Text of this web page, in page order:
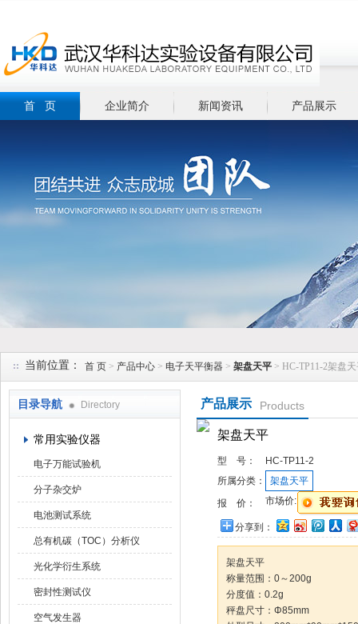
首 页 企业简介 新闻资讯 产品展示
当前位置： 首 页 > 产品中心 > 电子天平衡器 > 架盘天平 > HC-TP11-2架盘
目录导航 Directory
常用实验仪器
电子万能试验机
分子杂交炉
电池测试系统
总有机碳（TOC）分析仪
光化学衍生系统
密封性测试仪
空气发生器
产品展示 Products
架盘天平
型 号：
HC-TP11-2
所属分类：
架盘天平
报 价：
市场价:
分享到：
架盘天平
称量范围：0～200g
分度值：0.2g
秤盘尺寸：Φ85mm